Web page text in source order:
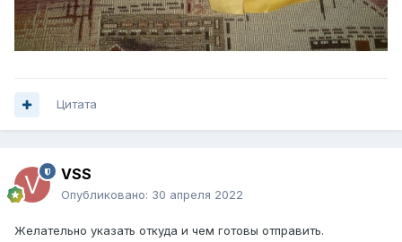
Цитата
VSS
Опубликовано: 30 апреля 2022
Желательно указать откуда и чем готовы отправить.